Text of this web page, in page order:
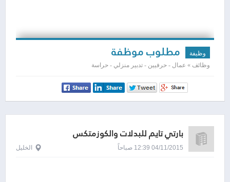
وظيفة مطلوب موظفة
وظائف » عمال - حرفيين - تدبير منزلي - حراسة
بارتي تايم للبدلات والكوزمتكس
04/11/2015 12:39 صباحاً الخليل